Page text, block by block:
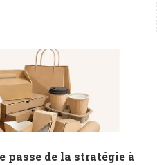
passe de la stratégie à